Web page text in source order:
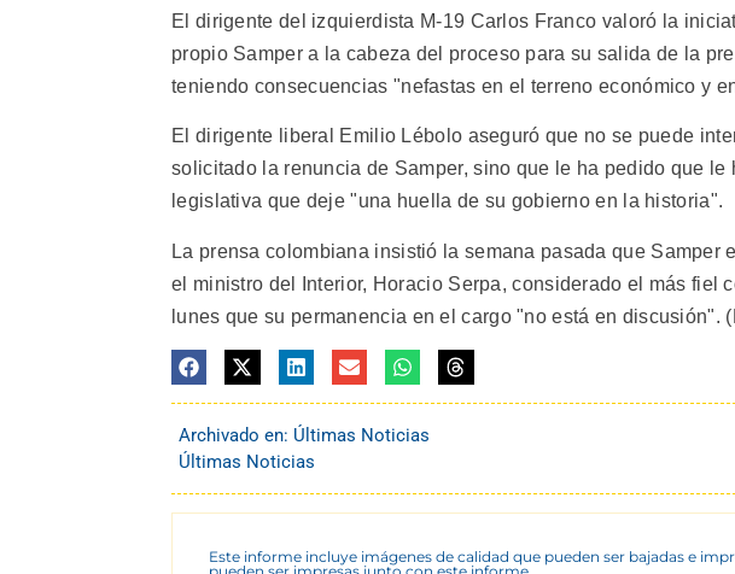
El dirigente del izquierdista M-19 Carlos Franco valoró la
propio Samper a la cabeza del proceso para su salida de la
teniendo consecuencias "nefastas en el terreno económico y
El dirigente liberal Emilio Lébolo aseguró que no se puede
solicitado la renuncia de Samper, sino que le ha pedido que
legislativa que deje "una huella de su gobierno en la historia".
La prensa colombiana insistió la semana pasada que Samper
el ministro del Interior, Horacio Serpa, considerado el más fiel
lunes que su permanencia en el cargo "no está en discusión".
Archivado en: Últimas Noticias
Últimas Noticias
Este informe incluye imágenes de calidad que pueden ser bajadas e